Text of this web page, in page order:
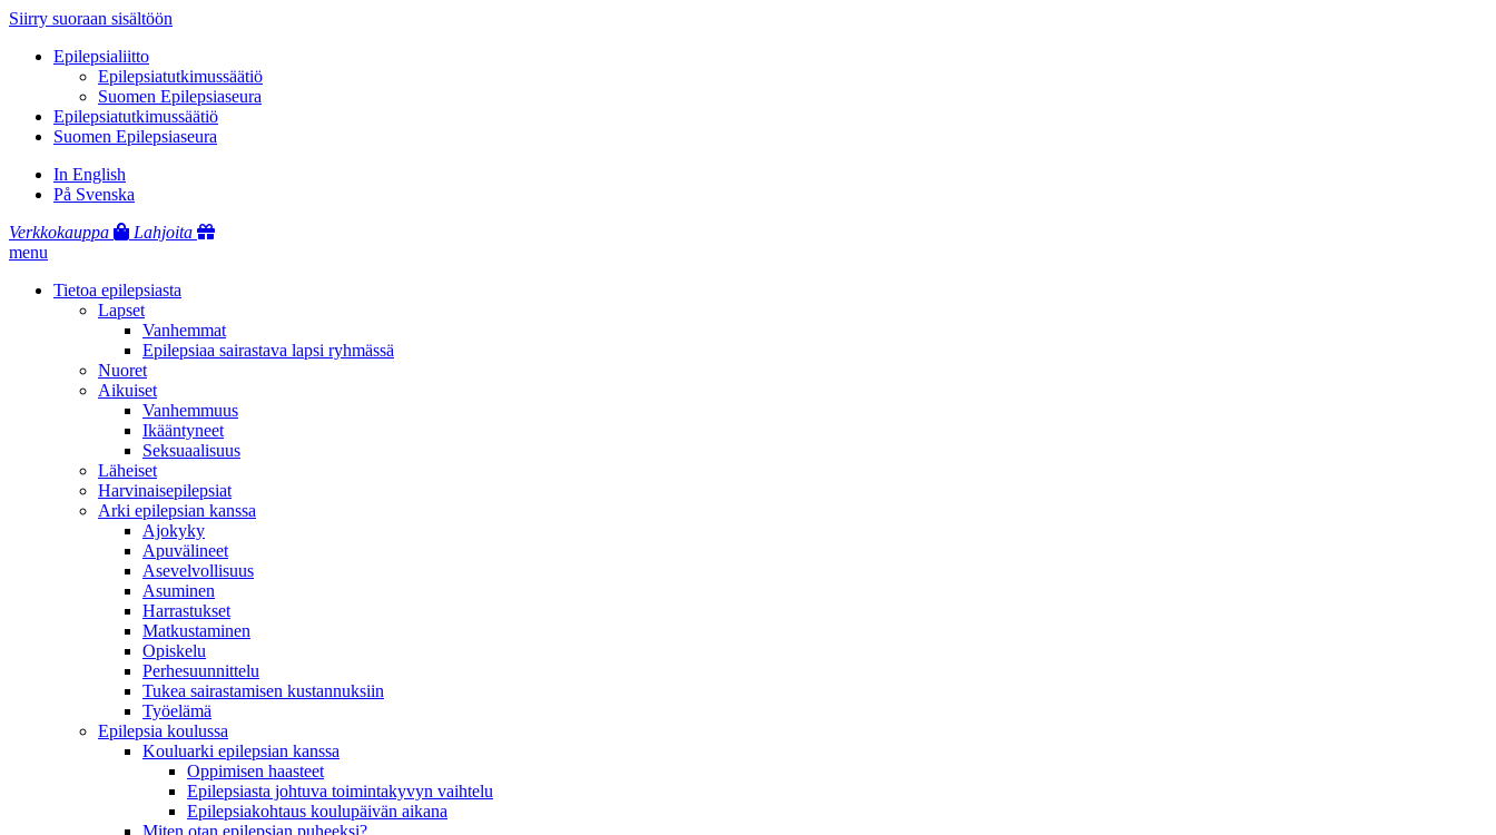
Siirry suoraan sisältöön
Epilepsialiitto
Epilepsiatutkimussäätiö
Suomen Epilepsiaseura
Epilepsiatutkimussäätiö
Suomen Epilepsiaseura
In English
På Svenska
Verkkokauppa
Lahjoita
menu
Tietoa epilepsiasta
Lapset
Vanhemmat
Epilepsiaa sairastava lapsi ryhmässä
Nuoret
Aikuiset
Vanhemmuus
Ikääntyneet
Seksuaalisuus
Läheiset
Harvinaisepilepsiat
Arki epilepsian kanssa
Ajokyky
Apuvälineet
Asevelvollisuus
Asuminen
Harrastukset
Matkustaminen
Opiskelu
Perhesuunnittelu
Tukea sairastamisen kustannuksiin
Työelämä
Epilepsia koulussa
Kouluarki epilepsian kanssa
Oppimisen haasteet
Epilepsiasta johtuva toimintakyvyn vaihtelu
Epilepsiakohtaus koulupäivän aikana
Miten otan epilepsian puheeksi?